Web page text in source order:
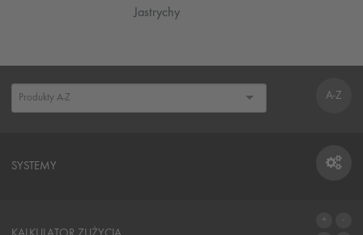
Jastrychy
A-Z
SYSTEMY